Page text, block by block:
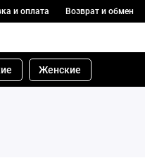
и оплата Возврат и обмен
Женские